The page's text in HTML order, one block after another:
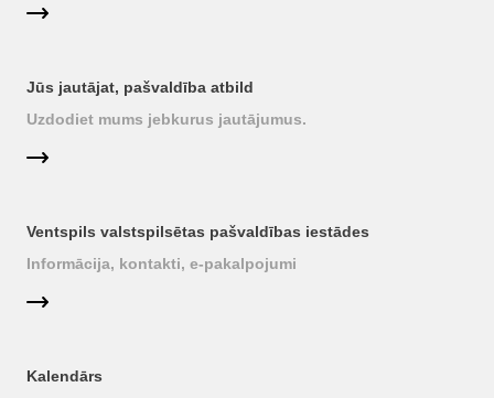
Jūs jautājat, pašvaldība atbild
Uzdodiet mums jebkurus jautājumus.
Ventspils valstspilsētas pašvaldības iestādes
Informācija, kontakti, e-pakalpojumi
Kalendārs